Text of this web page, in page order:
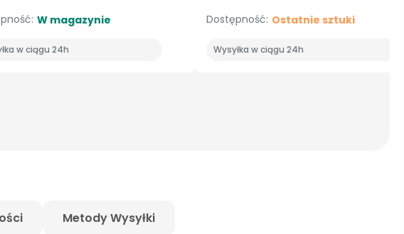
W magazynie
w ciągu 24h
Dostępność: Ostatnie sztuki
Wysyłka w ciągu 24h
Metody Wysyłki